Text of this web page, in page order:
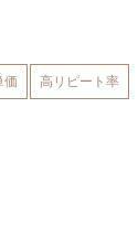
価 高リピート率